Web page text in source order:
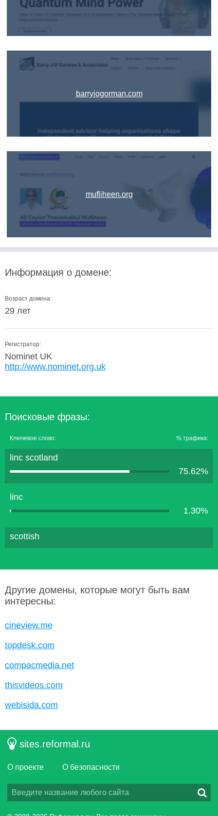
barryjogorman.com
mufliheen.org
Информация о домене:
Возраст домена:
29 лет
Регистратор:
Nominet UK
http://www.nominet.org.uk
Поисковые фразы:
Ключевое слово: % трафика:
linc scotland
75.62%
linc
1.30%
scottish
Другие домены, которые могут быть вам
интересны:
cineview.me
topdesk.com
compacmedia.net
thisvideos.com
webisida.com
sites.reformal.ru
О проекте О безопасности